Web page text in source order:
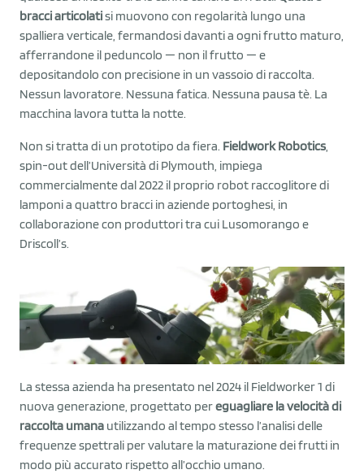
bracci articolatisi muovono con regolarità lungo una
spalliera verticale, fermandosi davanti a ogni frutto maturo,
afferrandone il peduncolo — non il frutto — e
depositandolo con precisione in un vassoio di raccolta.
Nessun lavoratore. Nessuna fatica. Nessuna pausa tè. La
macchina lavora tutta la notte.
Non si tratta di un prototipo da fiera. Fieldwork Robotics,
spin-out dell’Università di Plymouth, impiega
commercialmente dal 2022 il proprio robot raccoglitore di
lamponi a quattro bracci in aziende portoghesi, in
collaborazione con produttori tra cui Lusomorango e
Driscoll’s.
La stessa azienda ha presentato nel 2024 il Fieldworker 1 di
nuova generazione, progettato pereguagliare la velocità di
raccolta umana utilizzando al tempo stesso l’analisi delle
frequenze spettrali per valutare la maturazione dei frutti in
modo più accurato rispetto all’occhio umano.